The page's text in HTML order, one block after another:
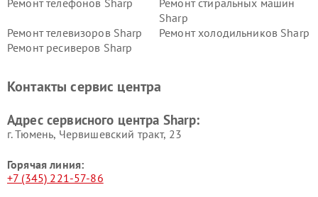
Sharp
Ремонт телевизоров Sharp
Ремонт холодильников Sharp
Ремонт ресиверов Sharp
Контакты сервис центра
Адрес сервисного центра Sharp:
г. Тюмень, ​Червишевский тракт, 23
Горячая линия:
+7 (345) 221-57-86